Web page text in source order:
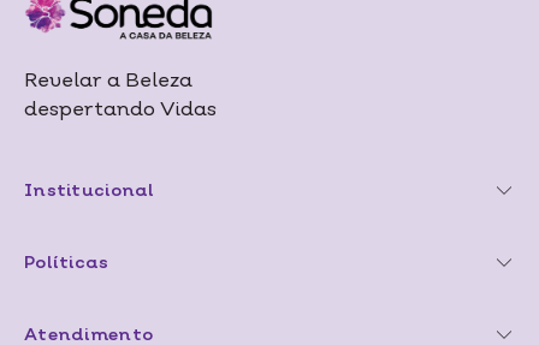
Revelar a Beleza
despertando Vidas
Institucional
Políticas
Atendimento